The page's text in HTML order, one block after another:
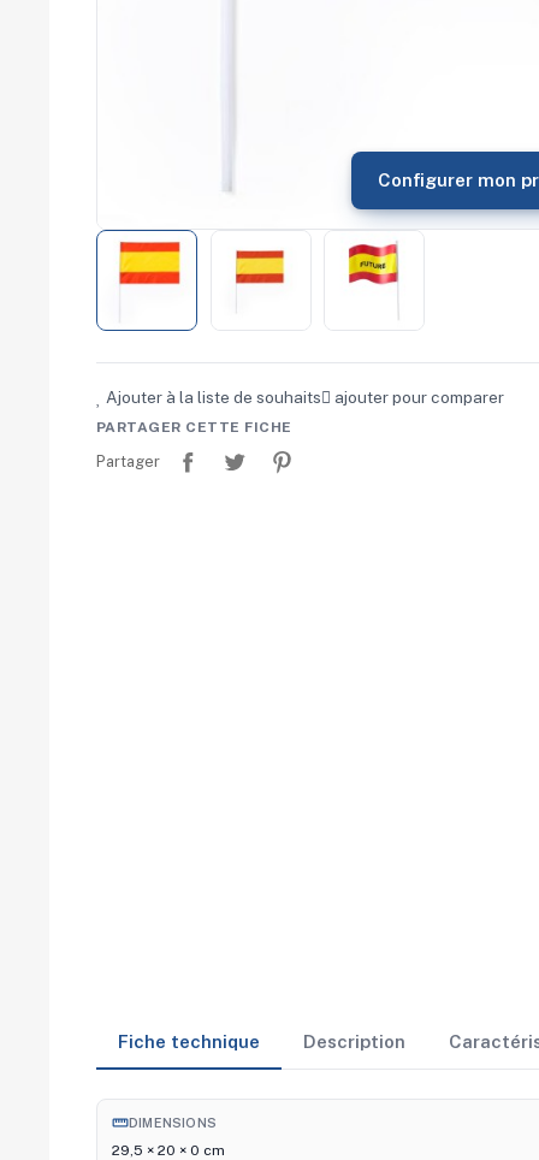
Rentrée
Cérémonies
Récompenses
Été et plage
Voyages d'affaires
commerciales
Configurer mon
Ajouter à la liste de souhaits ajouter pour comparer
PARTAGER CETTE FICHE
Partager
Fiche technique Description
straightenDIMENSIONS
29,5 × 20 × 0 cm